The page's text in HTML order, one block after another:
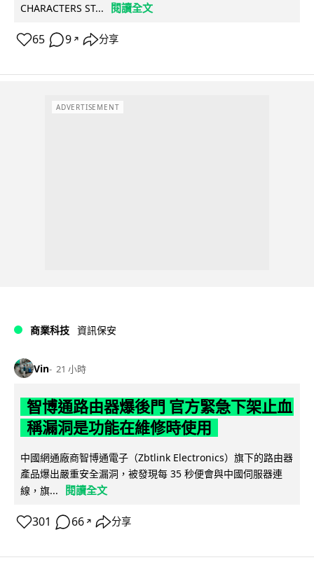
CHARACTERS ST...
閱讀全文
65 9 ↗ 分享
ADVERTISEMENT
商業科技 資訊保安
Vin 21 小時
智博通路由器爆後門 官方緊急下架止血
稱漏洞是功能在維修時使用
中國網通廠商智博通電子（Zbtlink Electronics）旗下的路由器
產品爆出嚴重安全漏洞，被發現每 35 秒便會與中國伺服器連
線，旗...
閱讀全文
301 66 ↗ 分享